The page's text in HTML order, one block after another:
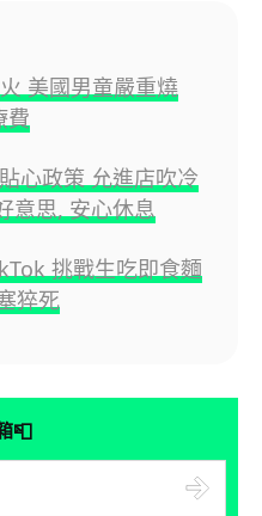
美國男童嚴重燒
費
心政策 允進店吹冷
意思, 安心休息
挑戰生吃即食麵
猝死
📮